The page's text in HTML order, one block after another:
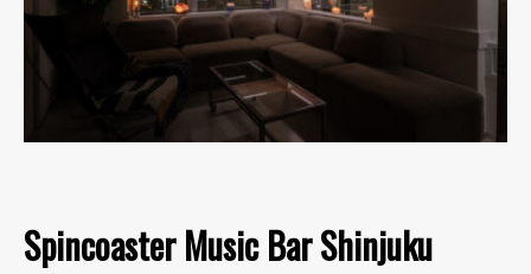
Spincoaster Music Bar Shinjuku